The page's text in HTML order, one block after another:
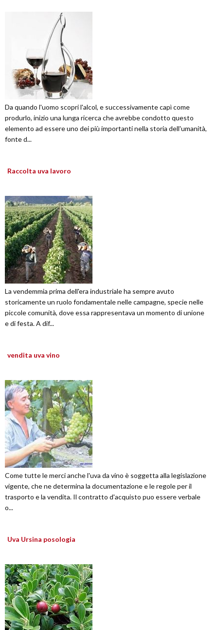
Da quando l'uomo scopri l'alcol, e successivamente capì come
produrlo, inizio una lunga ricerca che avrebbe condotto questo
elemento ad essere uno dei più importanti nella storia dell'umanità,
fonte d...
Raccolta uva lavoro
La vendemmia prima dell'era industriale ha sempre avuto
storicamente un ruolo fondamentale nelle campagne, specie nelle
piccole comunità, dove essa rappresentava un momento di unione
e di festa. A dif...
vendita uva vino
Come tutte le merci anche l'uva da vino è soggetta alla legislazione
vigente, che ne determina la documentazione e le regole per il
trasporto e la vendita. Il contratto d'acquisto puo essere verbale
o...
Uva Ursina posologia